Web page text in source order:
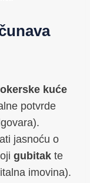
kuće
potvrde
jasnoću o
gubitak te
imovina).